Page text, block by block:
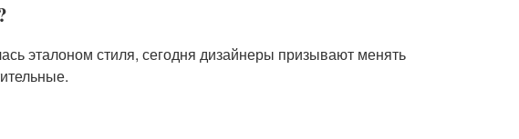
эталоном стиля, сегодня дизайнеры призывают менять